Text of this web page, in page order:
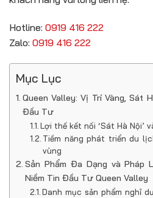
Hotline: 0919 416 222
Zalo: 0919 416 222
Mục Lục
Queen Valley: Vị Trí Vàng, Sát
Đầu Tư
Lợi thế kết nối ‘Sát Hà Nội’
Tiềm năng phát triển du
vùng
Sản Phẩm Đa Dạng và Pháp
Niềm Tin Đầu Tư Queen Valley
Danh mục sản phẩm nghỉ